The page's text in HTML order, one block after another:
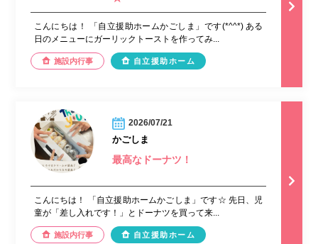
こんにちは！ 「自立援助ホームかごしま」です(*^^*) ある
日のメニューにガーリックトーストを作ってみ...
施設内行事 自立援助ホーム
2026/07/21
かごしま
最高なドーナツ！
こんにちは！ 「自立援助ホームかごしま」です☆ 先日、児
童が「差し入れです！」とドーナツを買って来...
施設内行事 自立援助ホーム